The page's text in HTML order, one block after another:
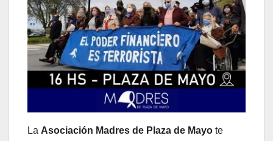
La Asociación Madres de Plaza de Mayo te